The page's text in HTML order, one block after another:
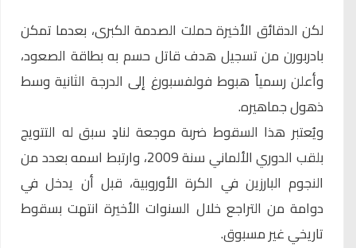
لكن الدقائق الأخيرة حملت الصدمة الكبرى، بعدما تمكن
بادربورن من تسجيل هدف قاتل حسم به بطاقة الصعود،
وأعلن رسمياً هبوط فولفسبورغ إلى الدرجة الثانية وسط
ذهول جماهيره.
ويُعتبر هذا السقوط ضربة موجعة لنادٍ سبق له التتويج
بلقب الدوري الألماني سنة 2009، وارتبط اسمه بعدد من
النجوم البارزين في الكرة الأوروبية، قبل أن يدخل في
دوامة من التراجع خلال السنوات الأخيرة انتهت بسقوط
تاريخي غير مسبوق.